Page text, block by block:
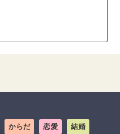
からだ 恋愛 結婚